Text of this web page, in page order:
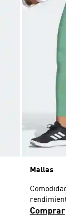
Mallas
Comprar